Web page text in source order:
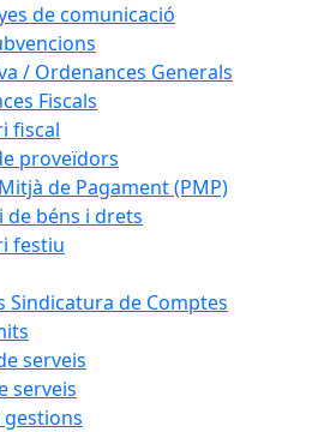
de comunicació
/ Ordenances Generals
Fiscals
fiscal
proveïdors
de Pagament (PMP)
de béns i drets
festiu
Sindicatura de Comptes
serveis
serveis